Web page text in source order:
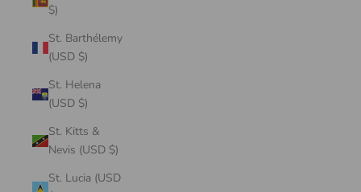
$)
St. Barthélemy
(USD $)
St. Helena
(USD $)
St. Kitts &
Nevis (USD $)
St. Lucia (USD